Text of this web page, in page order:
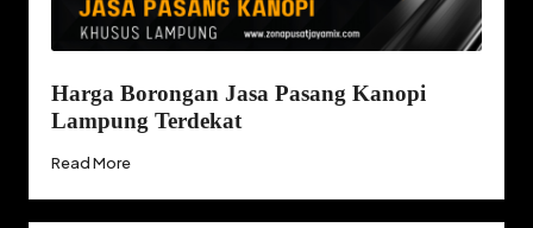
Harga Borongan Jasa Pasang Kanopi
Lampung Terdekat
Read More